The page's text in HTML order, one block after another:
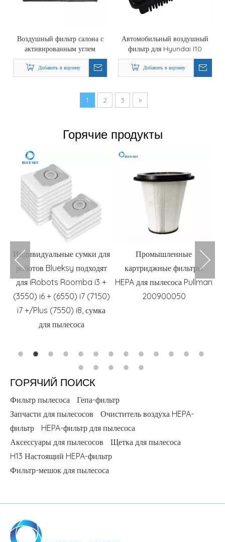
Воздушный фильтр салона с
активированным углем
CF10285 для Toyota, Lexus
и Daihatsu Motors
Добавить в корзину
Автомобильный воздушный
фильтр для Hyundai I10
281133X000
Добавить в корзину
1 2 3 »
Горячие продукты
Индивидуальные сумки для
роботов Blueksy подходят
для iRobots Roomba i3 +
(3550) i6 + (6550) i7 (7150)
i7 +/Plus (7550) i8, сумка
для пылесоса
Промышленные
картриджные фильтры
HEPA для пылесоса Pullman
200900050
ГОРЯЧИЙ ПОИСК
Фильтр пылесоса
Гепа-фильтр
Запчасти для пылесосов
Очиститель воздуха HEPA-
фильтр
HEPA-фильтр для пылесоса
Аксессуары для пылесосов
Щетка для пылесоса
H13 Настоящий HEPA-фильтр
Фильтр-мешок для пылесоса